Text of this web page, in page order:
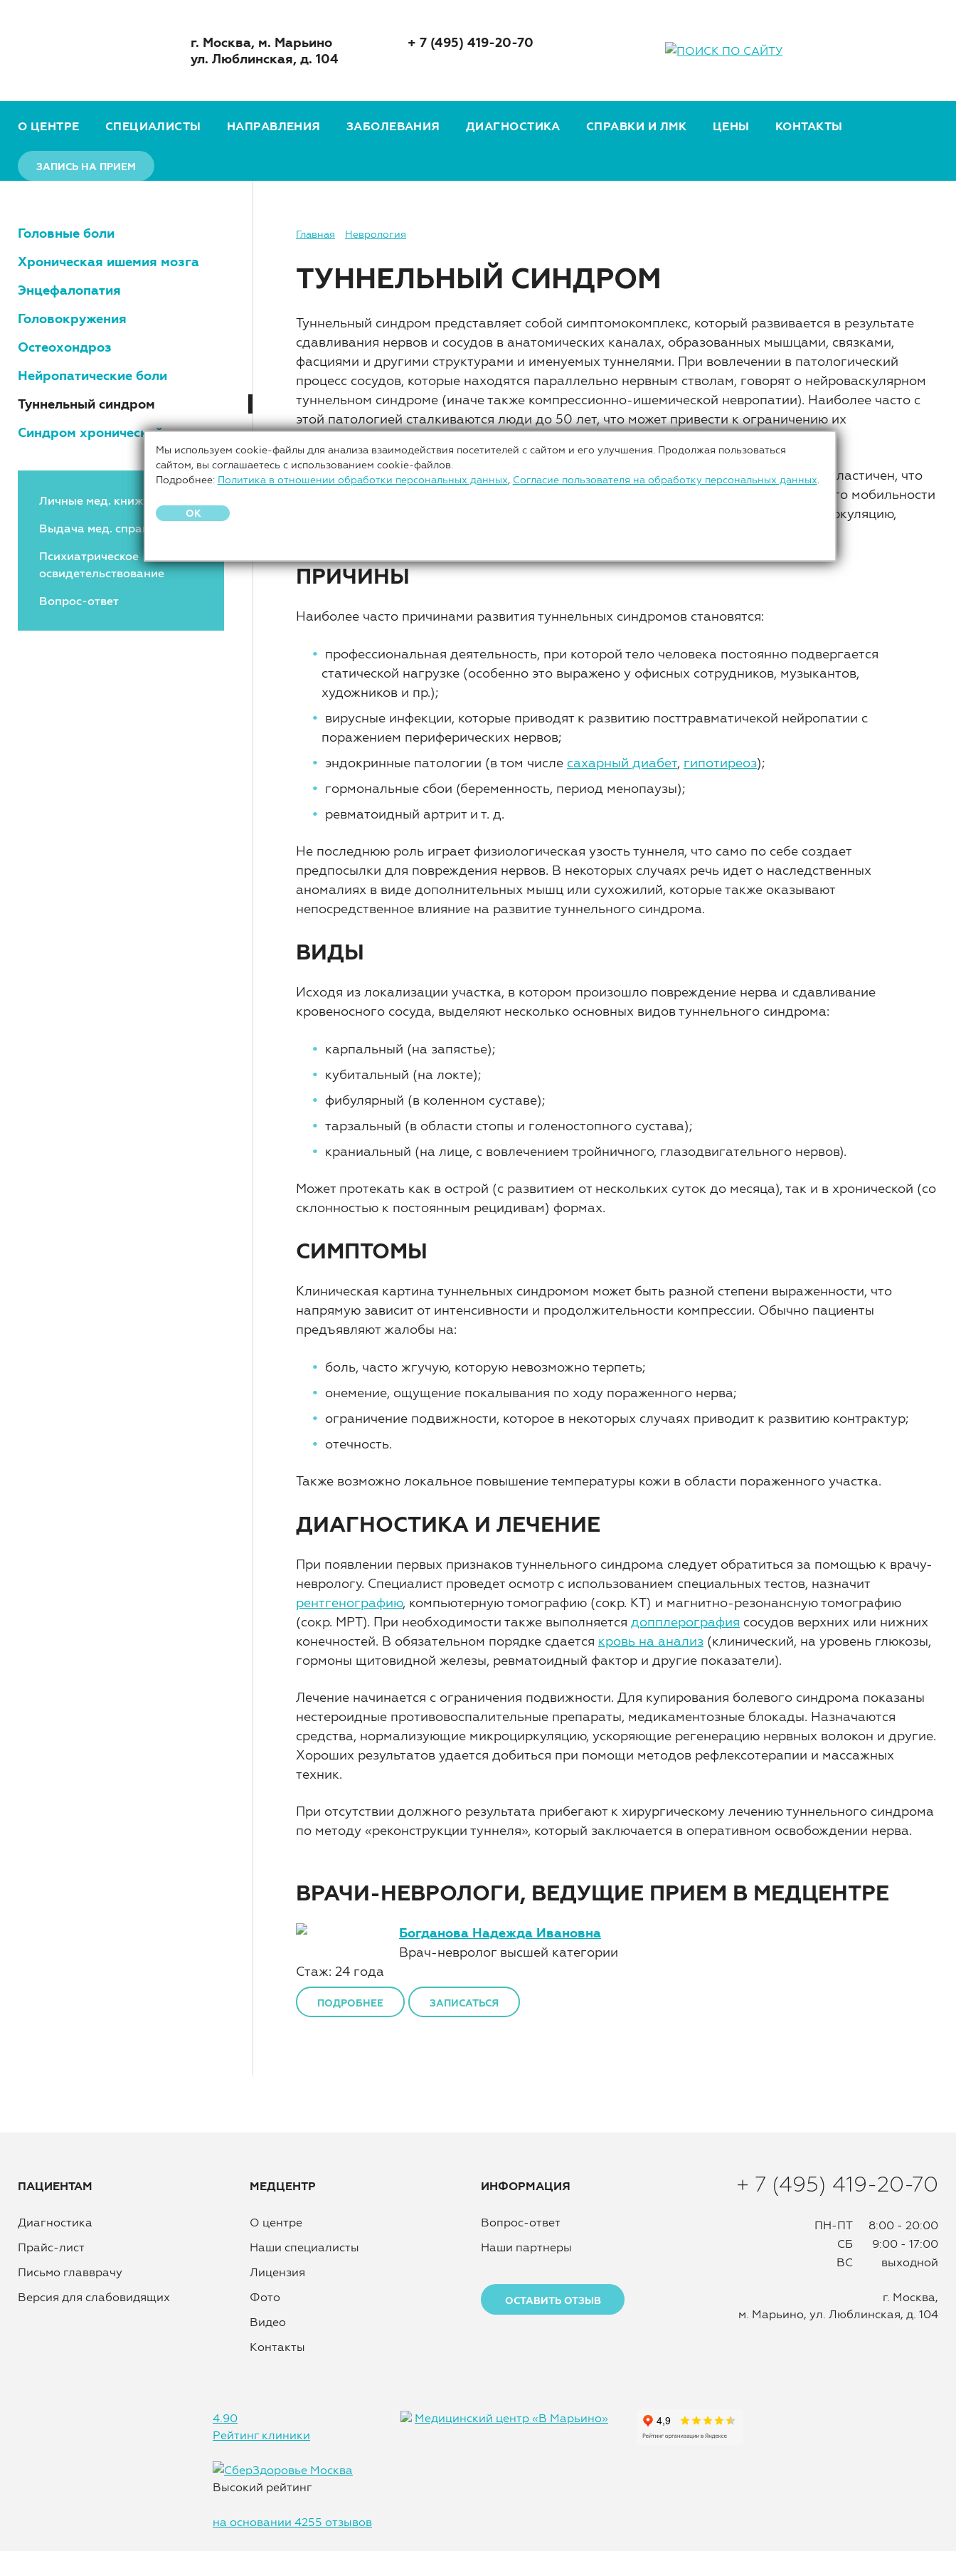
г. Москва, м. Марьино
ул. Люблинская, д. 104
+ 7 (495) 419-20-70
О ЦЕНТРЕ СПЕЦИАЛИСТЫ НАПРАВЛЕНИЯ ЗАБОЛЕВАНИЯ ДИАГНОСТИКА СПРАВКИ И ЛМК ЦЕНЫ КОНТАКТЫ
ЗАПИСЬ НА ПРИЕМ
Головные боли
Хроническая ишемия мозга
Энцефалопатия
Головокружения
Остеохондроз
Нейропатические боли
Туннельный синдром
Синдром хронической усталости
Личные мед. книжки
Выдача мед. справок
Психиатрическое
освидетельствование
Вопрос-ответ
Главная Неврология
ТУННЕЛЬНЫЙ СИНДРОМ
Туннельный синдром представляет собой симптомокомплекс, который развивается в результате
сдавливания нервов и сосудов в анатомических каналах, образованных мышцами, связками,
фасциями и другими структурами и именуемых туннелями. При вовлечении в патологический
процесс сосудов, которые находятся параллельно нервным стволам, говорят о нейроваскулярном
туннельном синдроме (иначе также компрессионно-ишемической невропатии). Наиболее часто с
этой патологией сталкиваются люди до 50 лет, что может привести к ограничению их
Здоровый нерв обладает уникальной способностью «двигаться» и «скользить», он эластичен, что
защищает его от растяжения во время различных нагрузок. Поэтому ограничение его мобильности
зачастую приводит к микроповреждениям и спайкам, которые затрудняют микроциркуляцию,
ПРИЧИНЫ
Наиболее часто причинами развития туннельных синдромов становятся:
профессиональная деятельность, при которой тело человека постоянно подвергается
статической нагрузке (особенно это выражено у офисных сотрудников, музыкантов,
художников и пр.);
вирусные инфекции, которые приводят к развитию посттравматичекой нейропатии с
поражением периферических нервов;
эндокринные патологии (в том числе сахарный диабет, гипотиреоз);
гормональные сбои (беременность, период менопаузы);
ревматоидный артрит и т. д.
Не последнюю роль играет физиологическая узость туннеля, что само по себе создает
предпосылки для повреждения нервов. В некоторых случаях речь идет о наследственных
аномалиях в виде дополнительных мышц или сухожилий, которые также оказывают
непосредственное влияние на развитие туннельного синдрома.
ВИДЫ
Исходя из локализации участка, в котором произошло повреждение нерва и сдавливание
кровеносного сосуда, выделяют несколько основных видов туннельного синдрома:
карпальный (на запястье);
кубитальный (на локте);
фибулярный (в коленном суставе);
тарзальный (в области стопы и голеностопного сустава);
краниальный (на лице, с вовлечением тройничного, глазодвигательного нервов).
Может протекать как в острой (с развитием от нескольких суток до месяца), так и в хронической (со
склонностью к постоянным рецидивам) формах.
СИМПТОМЫ
Клиническая картина туннельных синдромом может быть разной степени выраженности, что
напрямую зависит от интенсивности и продолжительности компрессии. Обычно пациенты
предъявляют жалобы на:
боль, часто жгучую, которую невозможно терпеть;
онемение, ощущение покалывания по ходу пораженного нерва;
ограничение подвижности, которое в некоторых случаях приводит к развитию контрактур;
отечность.
Также возможно локальное повышение температуры кожи в области пораженного участка.
ДИАГНОСТИКА И ЛЕЧЕНИЕ
При появлении первых признаков туннельного синдрома следует обратиться за помощью к врачу-
неврологу. Специалист проведет осмотр с использованием специальных тестов, назначит
рентгенографию, компьютерную томографию (сокр. КТ) и магнитно-резонансную томографию
(сокр. МРТ). При необходимости также выполняется допплерография сосудов верхних или нижних
конечностей. В обязательном порядке сдается кровь на анализ (клинический, на уровень глюкозы,
гормоны щитовидной железы, ревматоидный фактор и другие показатели).
Лечение начинается с ограничения подвижности. Для купирования болевого синдрома показаны
нестероидные противовоспалительные препараты, медикаментозные блокады. Назначаются
средства, нормализующие микроциркуляцию, ускоряющие регенерацию нервных волокон и другие.
Хороших результатов удается добиться при помощи методов рефлексотерапии и массажных
техник.
При отсутствии должного результата прибегают к хирургическому лечению туннельного синдрома
по методу «реконструкции туннеля», который заключается в оперативном освобождении нерва.
ВРАЧИ-НЕВРОЛОГИ, ВЕДУЩИЕ ПРИЕМ В МЕДЦЕНТРЕ
Богданова Надежда Ивановна
Врач-невролог высшей категории
Стаж: 24 года
ПОДРОБНЕЕ ЗАПИСАТЬСЯ
ПАЦИЕНТАМ
Диагностика
Прайс-лист
Письмо главврачу
Версия для слабовидящих
МЕДЦЕНТР
О центре
Наши специалисты
Лицензия
Фото
Видео
Контакты
ИНФОРМАЦИЯ
Вопрос-ответ
Наши партнеры
ОСТАВИТЬ ОТЗЫВ
+ 7 (495) 419-20-70
ПН-ПТ
8:00 - 20:00
СБ
9:00 - 17:00
ВС
выходной
г. Москва,
м. Марьино, ул. Люблинская, д. 104
Мы используем cookie-файлы для анализа взаимодействия посетителей с сайтом и его улучшения. Продолжая пользоваться
сайтом, вы соглашаетесь с использованием cookie-файлов.
Подробнее: Политика в отношении обработки персональных данных, Согласие пользователя на обработку персональных данных
OK
4.90
Рейтинг клиники
Высокий рейтинг
на основании 4255 отзывов
Медицинский центр «В Марьино»